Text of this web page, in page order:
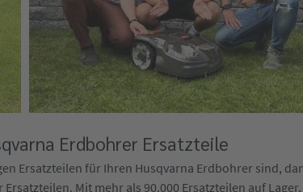
Erdbohrer Ersatzteile
Ersatzteilen für Ihren Husqvarna Erdbohrer sind,
Mit mehr als 90.000 Ersatzteilen auf